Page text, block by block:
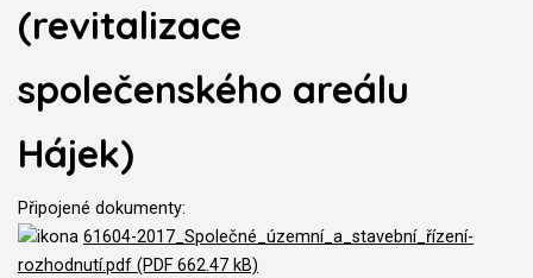
(revitalizace
společenského areálu
Hájek)
Připojené dokumenty:
61604-2017_Společné_územní_a_stavební_řízení-
rozhodnutí.pdf (PDF 662.47 kB)